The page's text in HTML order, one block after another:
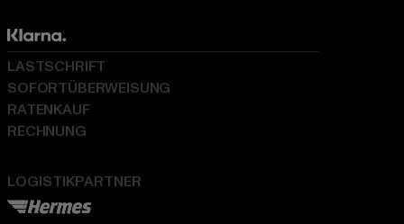
LOGISTIKPARTNER
LASTSCHRIFT
SOFORTÜBERWEISUNG
RATENKAUF
RECHNUNG